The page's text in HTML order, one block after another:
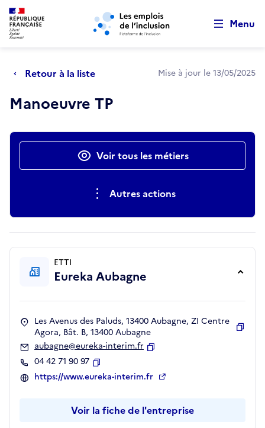
Aller au menu principal Aller au contenu principal
Menu
Retour à la liste Mise à jour le 13/05/2025
Manoeuvre TP
Actions rapidesVoir tous les métiers
Autres actions
ETTI
Eureka Aubagne
Les Avenus des Paluds, 13400 Aubagne, ZI Centre
Agora, Bât. B, 13400 Aubagne
aubagne@eureka-interim.fr
04 42 71 90 97
Copier
https://www.eureka-interim.fr
Voir la fiche de l'entreprise
Retour au début de la page
Panneau de gestion des cookies